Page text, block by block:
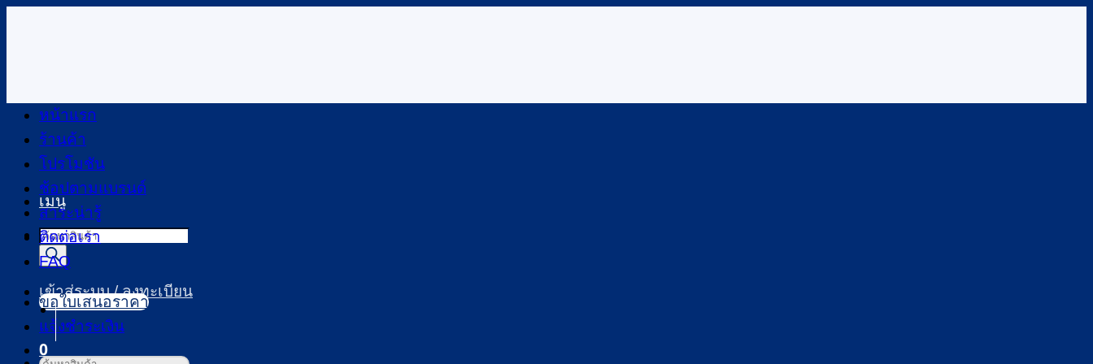
เมนู
Products
search
เข้าสู่ระบบ / ลงทะเบียน
0
หน้าแรก
ร้านค้า
โปรโมชัน
ช้อปตามแบรนด์
สาระน่ารู้
ติดต่อเรา
FAQ
ขอใบเสนอราคา
แจ้งชำระเงิน